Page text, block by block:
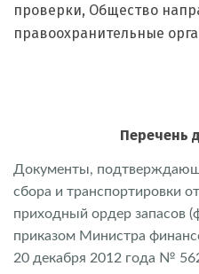
проверки, Общество
правоохранительные
Перечень
Документы,
сбора и транспортировки
приходный ордер запасов
приказом Министра
20 декабря 2012 года №